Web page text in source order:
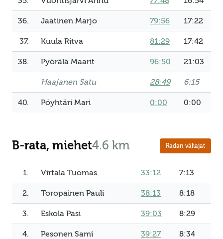
36. Jaatinen Marjo 79:56 17:22
37. Kuula Ritva 81:29 17:42
38. Pyörälä Maarit 96:50 21:03
Haajanen Satu 28:49 6:15
40. Pöyhtäri Mari 0:00 0:00
B-rata, miehet4.6 km Radan väliajat
1. Virtala Tuomas 33:12 7:13
2. Toropainen Pauli 38:13 8:18
3. Eskola Pasi 39:03 8:29
4. Pesonen Sami 39:27 8:34